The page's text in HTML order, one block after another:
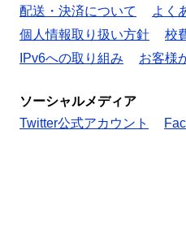
配送・決済について
よく
個人情報取り扱い方針
校
IPv6への取り組み
お客様
ソーシャルメディア
Twitter公式アカウント